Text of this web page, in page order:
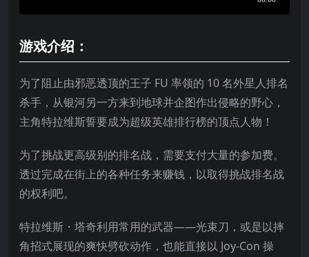
游戏介绍：
为了阻止由邪恶透顶的王子 FU 率领的 10 名外星人排名
杀手，从银河另一方来到地球并企图作出侵略的野心，
主角特拉维斯誓要成为超级英雄排行榜的顶点人物！
为了挑战更高级别的排名战，需要支付大量的参加费。
透过完成在街上的各种任务来赚钱，以取得挑战排名战
的权利吧。
特拉维斯・塔奇利用常用的武器——光束刀，或是以摔
角招式展现的爽快劈砍动作，也能直接以 Joy-Con 操